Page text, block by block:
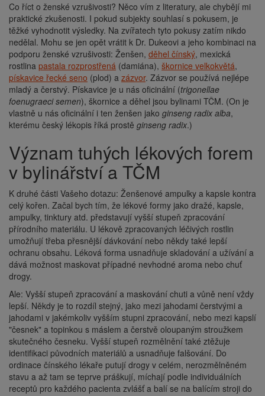
Co říct o ženské vzrušivosti? Něco vím z literatury, ale chybějí mi
praktické zkušenosti. I pokud subjekty souhlasí s pokusem, je
těžké vyhodnotit výsledky. Na zvířatech tyto pokusy zatím nikdo
nedělal. Mohu se jen opět vrátit k Dr. Dukeovi a jeho kombinaci na
podporu ženské vzrušivosti: Ženšen, děhel čínský, mexická
rostlina pastala rozprostřená (damiána), škornice velkokvětá,
pískavice řecké seno (plod) a zázvor. Zázvor se používá nejlépe
mladý a čerstvý. Pískavice je u nás oficinální (trigonellae
foenugraecisemen), škornice a děhel jsou bylinami TČM. (On je
vlastně u nás oficinální i ten ženšen jako ginseng radix alba,
kterému český lékopis říká prostě ginseng radix.)
Význam tuhých lékových forem
v bylinářství a TČM
K druhé části Vašeho dotazu: Ženšenové ampulky a kapsle kontra
celý kořen. Začal bych tím, že lékové formy jako dražé, kapsle,
ampulky, tinktury atd. představují vyšší stupeň zpracování
přírodního materiálu. U lékově zpracovaných léčivých rostlin
umožňují třeba přesnější dávkování nebo někdy také lepší
ochranu obsahu. Léková forma usnadňuje skladování a užívání a
dává možnost maskovat případné nevhodné aroma nebo chuť
drogy.
Ale: Vyšší stupeň zpracování a maskování chuti a vůně není vždy
lepší. Někdy je to rozdíl stejný, jako mezi jahodami čerstvými a
jahodami v jakémkoliv vyšším stupni zpracování, nebo mezi kapslí
"česnek" a topinkou s máslem a čerstvě oloupaným stroužkem
skutečného česneku. Vyšší stupeň rozmělnění také ztěžuje
identifikaci původních materiálů a usnadňuje falšování. Do
ordinace čínského lékaře putují drogy v celém, nerozmělněném
stavu a až tam se teprve práškují, míchají podle individuálních
receptů pro každého pacienta zvlášť a balí se na balícím stroji do